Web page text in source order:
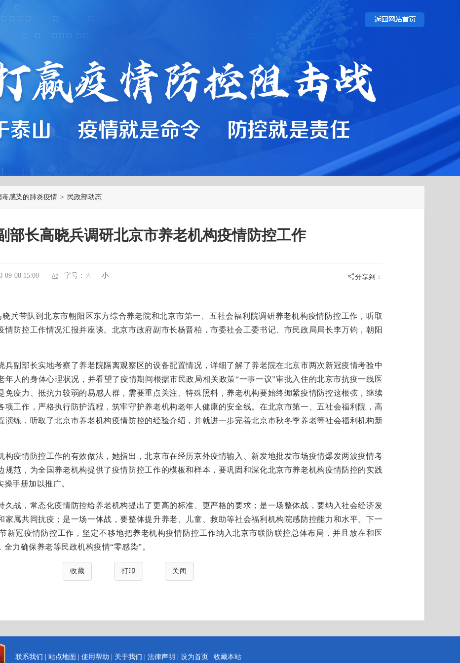
毒感染的肺炎疫情 > 民政部动态
部长高晓兵调研北京市养老机构疫情防控工作
09-08 15:00 字号： 大 小 分享到：
带队到北京市朝阳区东方综合养老院和北京市第一、五社会福利院调研养老机构疫情防控工作，听取
情防控工作情况汇报并座谈。北京市政府副市长杨晋柏，市委社会工委书记、市民政局局长李万钧，朝阳
部长实地考察了养老院隔离观察区的设备配置情况，详细了解了养老院在北京市两次新冠疫情考验中
年人的身体心理状况，并看望了疫情期间根据市民政局相关政策“一事一议”审批入住的北京市抗疫一线医
免疫力、抵抗力较弱的易感人群，需要重点关注、特殊照料，养老机构要始终绷紧疫情防控这根弦，继续
项工作，严格执行防护流程，筑牢守护养老机构老年人健康的安全线。在北京市第一、五社会福利院，高
演练，听取了北京市养老机构疫情防控的经验介绍，并就进一步完善北京市秋冬季养老等社会福利机构新
情防控工作的有效做法，她指出，北京市在经历京外疫情输入、新发地批发市场疫情爆发两波疫情考
规范，为全国养老机构提供了疫情防控工作的模板和样本，要巩固和深化北京市养老机构疫情防控的实践
手册加以推广。
，常态化疫情防控给养老机构提出了更高的标准、更严格的要求；是一场整体战，要纳入社会经济发
家属共同抗疫；是一场一体战，要整体提升养老、儿童、救助等社会福利机构院感防控能力和水平。下一
新冠疫情防控工作，坚定不移地把养老机构疫情防控工作纳入北京市联防联控总体布局，并且放在和医
力确保养老等民政机构疫情“零感染”。
收藏 打印 关闭
联系我们 站点地图 使用帮助 关于我们 法律声明 设为首页 收藏本站